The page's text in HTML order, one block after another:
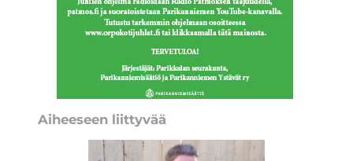
Aiheeseen liittyvää